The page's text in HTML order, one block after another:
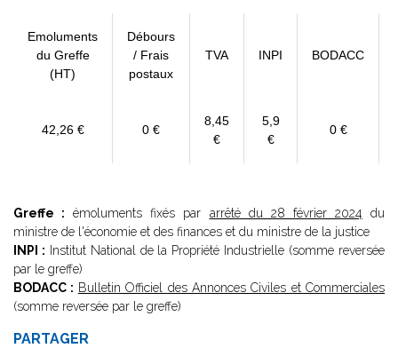
Emoluments
du Greffe
(HT)
Débours
/ Frais
postaux
TVA INPI BODACC
42,26 € 0 €
8,45
€
5,9
€
0 €
Greffe : émoluments fixés par arrêté du 28 février 2024 du
ministre de l'économie et des finances et du ministre de la justice
INPI : Institut National de la Propriété Industrielle (somme reversée
par le greffe)
BODACC : Bulletin Officiel des Annonces Civiles et Commerciales
(somme reversée par le greffe)
PARTAGER